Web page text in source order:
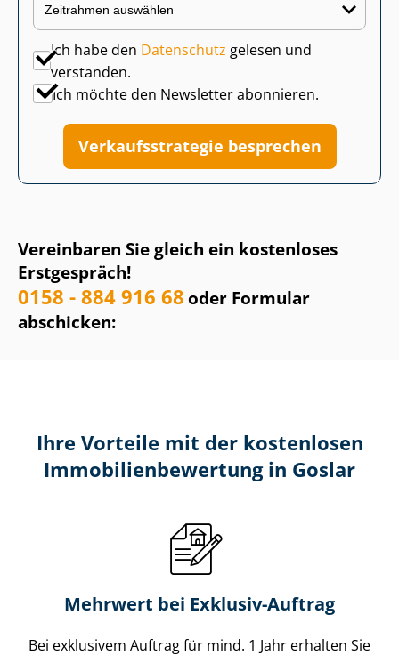
Vereinbaren Sie gleich ein kostenloses
Erstgespräch!
0158 - 884 916 68oder Formular
abschicken:
Ich habe den Datenschutz gelesen und
verstanden.
Ich möchte den Newsletter abonnieren.
Ver­kaufs­stra­te­gie besprechen
Ihre Vorteile mit der kostenlosen
Im­mo­bi­li­en­be­wer­tung in Goslar
Mehrwert bei Exklusiv-Auftrag
Bei exklusivem Auftrag für mind. 1 Jahr erhalten Sie